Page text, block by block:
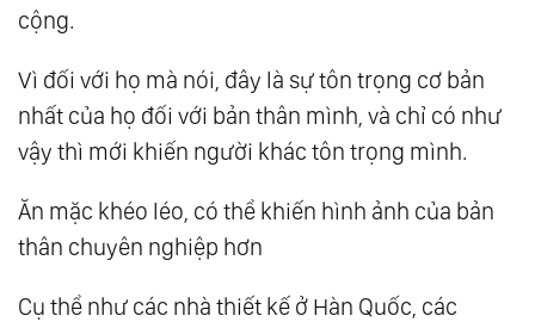
cộng.
Vì đối với họ mà nói, đây là sự tôn trọng cơ bản
nhất của họ đối với bản thân mình, và chỉ có như
vậy thì mới khiến người khác tôn trọng mình.
Ăn mặc khéo léo, có thể khiến hình ảnh của bản
thân chuyên nghiệp hơn
Cụ thể như các nhà thiết kế ở Hàn Quốc, các